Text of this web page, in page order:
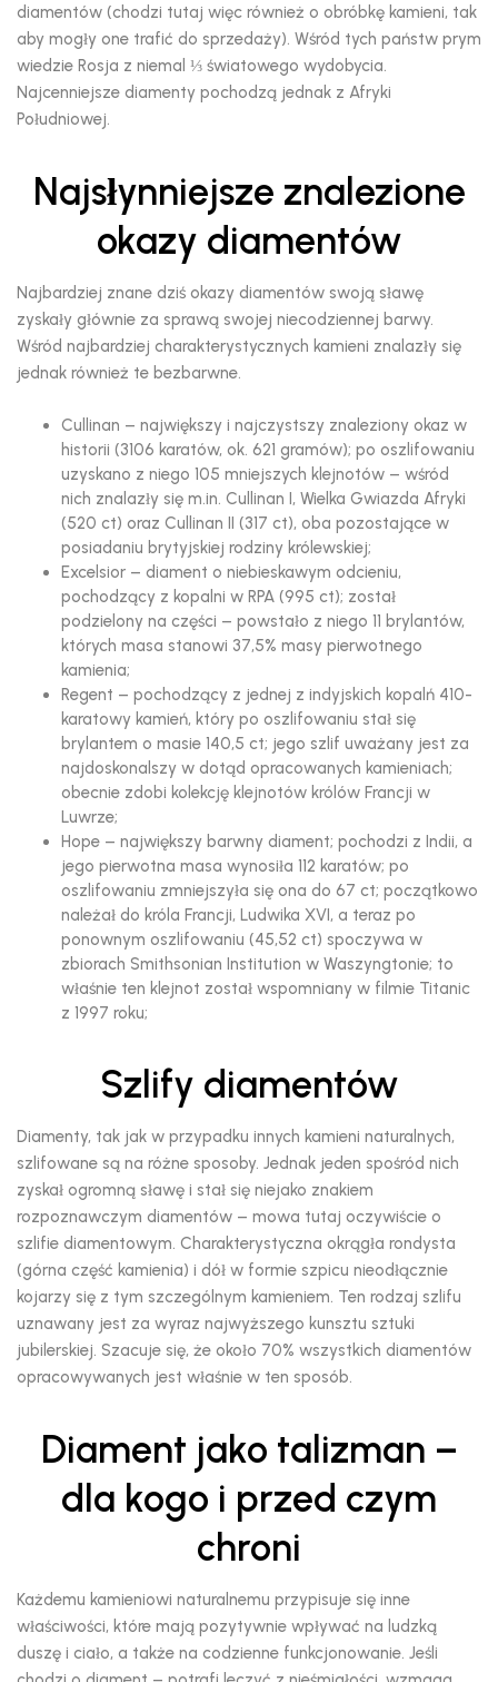
diamentów (chodzi tutaj więc również o obróbkę kamieni, tak
aby mogły one trafić do sprzedaży). Wśród tych państw prym
wiedzie Rosja z niemal ⅓ światowego wydobycia.
Najcenniejsze diamenty pochodzą jednak z Afryki
Południowej.
Najsłynniejsze znalezione
okazy diamentów
Najbardziej znane dziś okazy diamentów swoją sławę
zyskały głównie za sprawą swojej niecodziennej barwy.
Wśród najbardziej charakterystycznych kamieni znalazły się
jednak również te bezbarwne.
Cullinan – największy i najczystszy znaleziony okaz w
historii (3106 karatów, ok. 621 gramów); po oszlifowaniu
uzyskano z niego 105 mniejszych klejnotów – wśród
nich znalazły się m.in. Cullinan I, Wielka Gwiazda Afryki
(520 ct) oraz Cullinan II (317 ct), oba pozostające w
posiadaniu brytyjskiej rodziny królewskiej;
Excelsior – diament o niebieskawym odcieniu,
pochodzący z kopalni w RPA (995 ct); został
podzielony na części – powstało z niego 11 brylantów,
których masa stanowi 37,5% masy pierwotnego
kamienia;
Regent – pochodzący z jednej z indyjskich kopalń 410-
karatowy kamień, który po oszlifowaniu stał się
brylantem o masie 140,5 ct; jego szlif uważany jest za
najdoskonalszy w dotąd opracowanych kamieniach;
obecnie zdobi kolekcję klejnotów królów Francji w
Luwrze;
Hope – największy barwny diament; pochodzi z Indii, a
jego pierwotna masa wynosiła 112 karatów; po
oszlifowaniu zmniejszyła się ona do 67 ct; początkowo
należał do króla Francji, Ludwika XVI, a teraz po
ponownym oszlifowaniu (45,52 ct) spoczywa w
zbiorach Smithsonian Institution w Waszyngtonie; to
właśnie ten klejnot został wspomniany w filmie Titanic
z 1997 roku;
Szlify diamentów
Diamenty, tak jak w przypadku innych kamieni naturalnych,
szlifowane są na różne sposoby. Jednak jeden spośród nich
zyskał ogromną sławę i stał się niejako znakiem
rozpoznawczym diamentów – mowa tutaj oczywiście o
szlifie diamentowym. Charakterystyczna okrągła rondysta
(górna część kamienia) i dół w formie szpicu nieodłącznie
kojarzy się z tym szczególnym kamieniem. Ten rodzaj szlifu
uznawany jest za wyraz najwyższego kunsztu sztuki
jubilerskiej. Szacuje się, że około 70% wszystkich diamentów
opracowywanych jest właśnie w ten sposób.
Diament jako talizman –
dla kogo i przed czym
chroni
Każdemu kamieniowi naturalnemu przypisuje się inne
właściwości, które mają pozytywnie wpływać na ludzką
duszę i ciało, a także na codzienne funkcjonowanie. Jeśli